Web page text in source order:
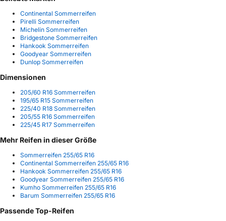
Continental Sommerreifen
Pirelli Sommerreifen
Michelin Sommerreifen
Bridgestone Sommerreifen
Hankook Sommerreifen
Goodyear Sommerreifen
Dunlop Sommerreifen
Dimensionen
205/60 R16 Sommerreifen
195/65 R15 Sommerreifen
225/40 R18 Sommerreifen
205/55 R16 Sommerreifen
225/45 R17 Sommerreifen
Mehr Reifen in dieser Größe
Sommerreifen 255/65 R16
Continental Sommerreifen 255/65 R16
Hankook Sommerreifen 255/65 R16
Goodyear Sommerreifen 255/65 R16
Kumho Sommerreifen 255/65 R16
Barum Sommerreifen 255/65 R16
Passende Top-Reifen